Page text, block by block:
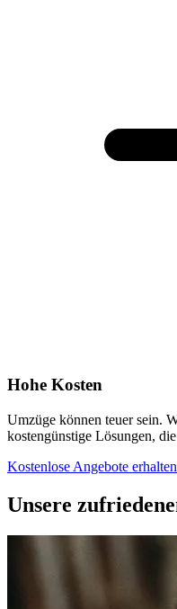
Hohe Kosten
Umzüge können teuer sein.
kostengünstige Lösungen,
Kostenlose Angebote
Unsere